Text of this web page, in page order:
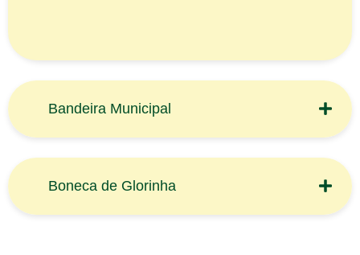
Bandeira Municipal
Boneca de Glorinha